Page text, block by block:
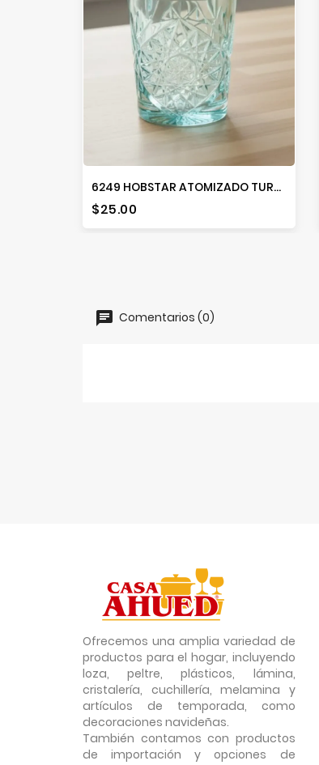
6249 HOBSTAR ATOMIZADO TURQUEZA 73H
Precio
$25.00
Comentarios (0)
Ofrecemos una amplia variedad de
productos para el hogar, incluyendo
loza, peltre, plásticos, lámina,
cristalería, cuchillería, melamina y
artículos de temporada, como
decoraciones navideñas.
También contamos con productos
de importación y opciones de